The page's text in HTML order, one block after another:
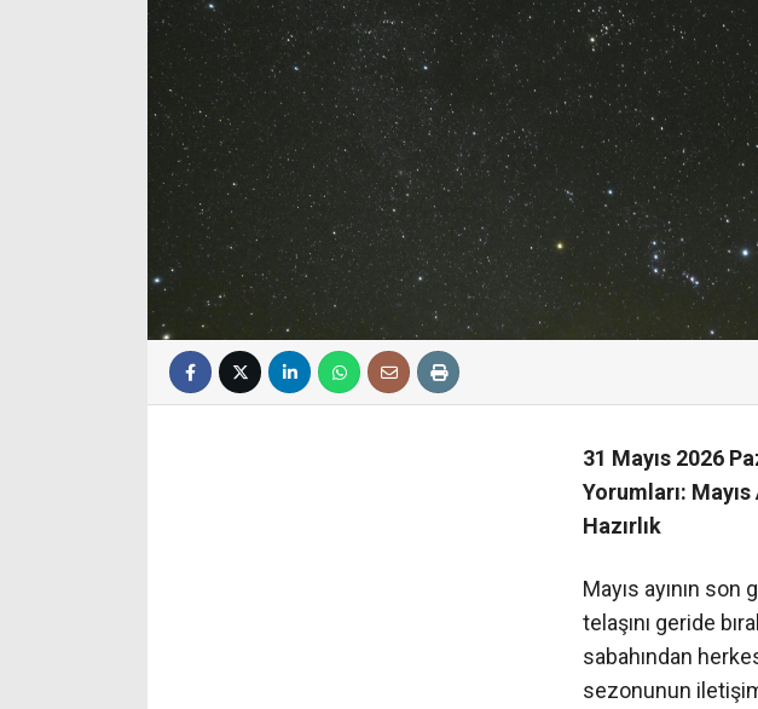
31 Mayıs 2026
Yorumları:
Hazırlık
Mayıs ayının son
telaşını geride
sabahından
sezonunun iletişim